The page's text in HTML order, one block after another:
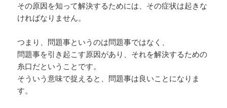
その原因を知って解決するためには、その症状は起きな
ければなりません。
つまり、問題事というのは問題事ではなく、
問題事を引き起こす原因があり、それを解決するための
糸口だということです。
そういう意味で捉えると、問題事は良いことになりま
す。